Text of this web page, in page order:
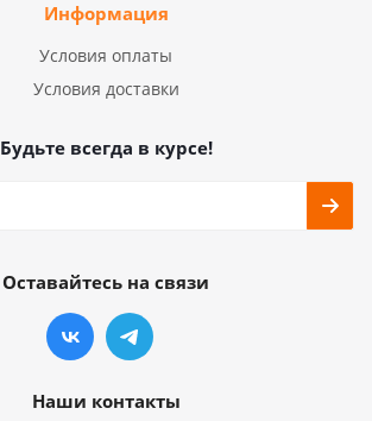
Информация
Условия оплаты
Условия доставки
Будьте всегда в курсе!
Оставайтесь на связи
Наши контакты